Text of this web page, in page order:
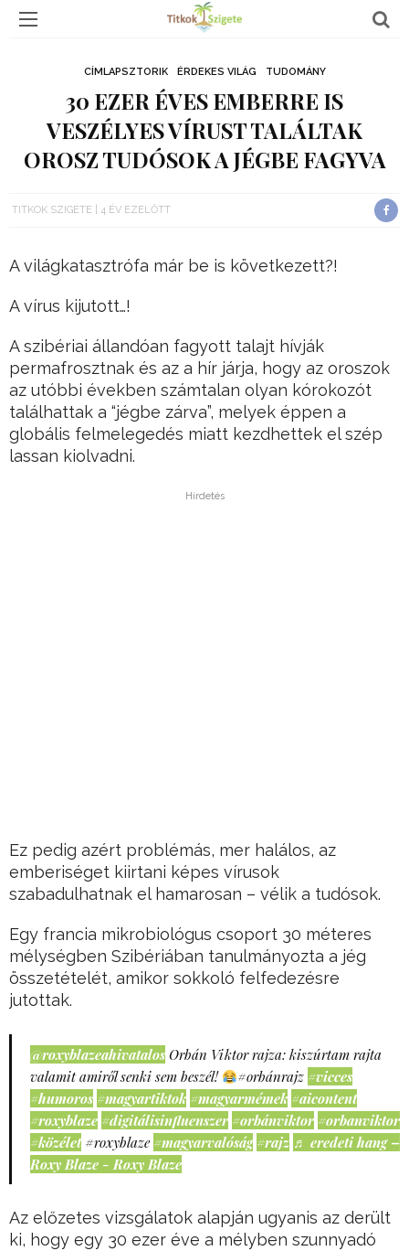
CÍMLAPSZTORIK ÉRDEKES VILÁG TUDOMÁNY
30 EZER ÉVES EMBERRE IS
VESZÉLYES VÍRUST TALÁLTAK
OROSZ TUDÓSOK A JÉGBE FAGYVA
TITKOK SZIGETE 4 ÉV EZELŐTT
A világkatasztrófa már be is következett?!
A vírus kijutott…!
A szibériai állandóan fagyott talajt hívják
permafrosztnak és az a hír járja, hogy az oroszok
az utóbbi években számtalan olyan kórokozót
találhattak a “jégbe zárva”, melyek éppen a
globális felmelegedés miatt kezdhettek el szép
lassan kiolvadni.
Hirdetés
Ez pedig azért problémás, mer halálos, az
emberiséget kiirtani képes vírusok
szabadulhatnak el hamarosan – vélik a tudósok.
Egy francia mikrobiológus csoport 30 méteres
mélységben Szibériában tanulmányozta a jég
összetételét, amikor sokkoló felfedezésre
jutottak.
@roxyblazeahivatalos Orbán Viktor rajza: kiszúrtam rajta
valamit amiről senki sem beszél!
#orbánrajz #vicces
#humoros #magyartiktok #magyarmémek #aicontent
#roxyblaze #digitálisinfluenszer #orbánviktor #orbanviktor
#közélet #roxyblaze #magyarvalóság #rajz ♬ eredeti hang –
Roxy Blaze - Roxy Blaze
Az előzetes vizsgálatok alapján ugyanis az derült
ki, hogy egy 30 ezer éve a mélyben szunnyadó